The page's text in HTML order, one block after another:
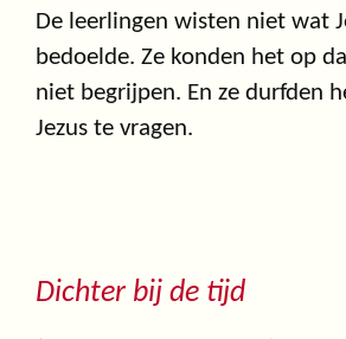
De leerlingen wisten niet wat
bedoelde. Ze konden het op
niet begrijpen. En ze durfden
Jezus te vragen.
Dichter bij de tijd